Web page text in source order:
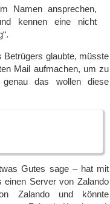
Namen ansprechen,
kennen eine nicht
Betrügers glaubte, müsste
Mail aufmachen, um zu
das wollen diese
Gutes sage – hat mit
Server von Zalando
Zalando und könnte